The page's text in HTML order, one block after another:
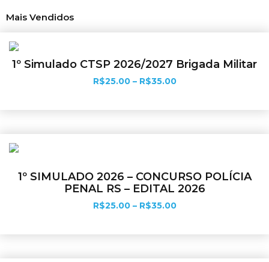
Mais Vendidos
1º Simulado CTSP 2026/2027 Brigada Militar
R$25.00 – R$35.00
1º SIMULADO 2026 – CONCURSO POLÍCIA
PENAL RS – EDITAL 2026
R$25.00 – R$35.00